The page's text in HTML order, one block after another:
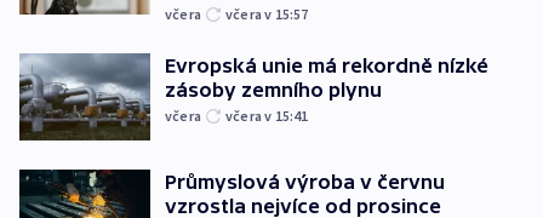
včera včera v 15:57
Evropská unie má rekordně nízké
zásoby zemního plynu
včera včera v 15:41
Průmyslová výroba v červnu
vzrostla nejvíce od prosince